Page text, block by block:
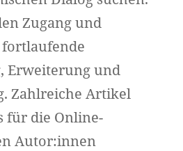
Zugang und
Erweiterung und
Zahlreiche Artikel
für die Online-
Autor:innen